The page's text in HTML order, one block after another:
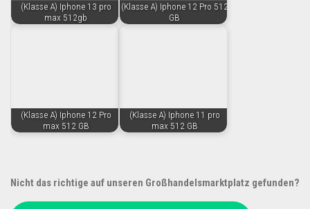
(Klasse A) Iphone 13 pro
max 512gb
(Klasse A) Iphone 12 Pro 512
GB
(Klasse A) Iphone 12 Pro
max 512 GB
(Klasse A) Iphone 11 pro
max 512 GB
Nicht das richtige auf unseren Großhandelsmarktplatz gefunden?